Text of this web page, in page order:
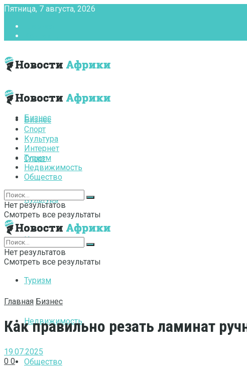
Пятница, 7 августа, 2026
Бизнес
Спорт
Культура
Интернет
Туризм
Недвижимость
Общество
Бизнес
Спорт
Культура
Интернет
Туризм
Недвижимость
Общество
Нет результатов
Смотреть все результаты
Нет результатов
Смотреть все результаты
Главная Бизнес
Как правильно резать ламинат
19.07.2025
0 0